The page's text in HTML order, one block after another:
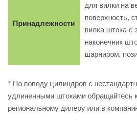
Принадлежности
для вилки на
поверхность,
вилка штока с
наконечник
шарниром,
* По поводу цилиндров с
удлиненными штоками обращайтесь
региональному дилеру или в